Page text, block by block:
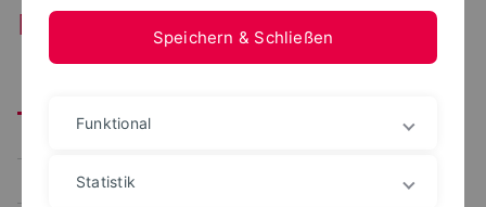
Maschinenbau (Master)
Studienverlauf
Zulassung
Beratung
Bewerbung/Einschreibung
Speichern & Schließen
Funktional
Statistik